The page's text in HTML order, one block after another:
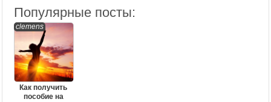
Популярные посты:
clemens
Как получить
пособие на